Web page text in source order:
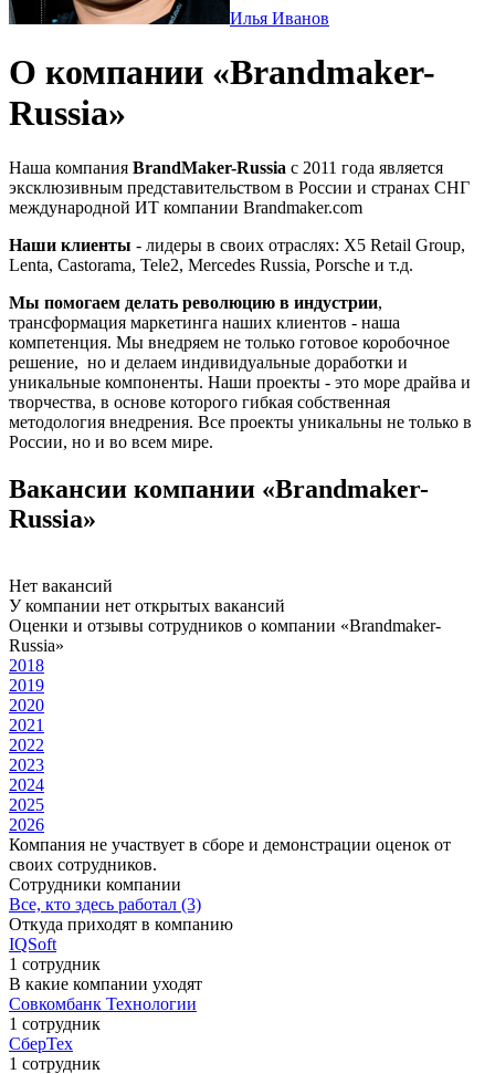
Илья Иванов
О компании «Brandmaker-
Russia»
Наша компания BrandMaker-Russia с 2011 года является
эксклюзивным представительством в России и странах СНГ
международной ИТ компании Brandmaker.com
Наши клиенты - лидеры в своих отраслях: X5 Retail Group,
Lenta, Castorama, Tele2, Mercedes Russia, Porsche и т.д.
Мы помогаем делать революцию в индустрии,
трансформация маркетинга наших клиентов - наша
компетенция. Мы внедряем не только готовое коробочное
решение, но и делаем индивидуальные доработки и
уникальные компоненты. Наши проекты - это море драйва и
творчества, в основе которого гибкая собственная
методология внедрения. Все проекты уникальны не только в
России, но и во всем мире.
Вакансии компании «Brandmaker-
Russia»
Нет вакансий
У компании нет открытых вакансий
Оценки и отзывы сотрудников о компании «Brandmaker-
Russia»
2018
2019
2020
2021
2022
2023
2024
2025
2026
Компания не участвует в сборе и демонстрации оценок от
своих сотрудников.
Сотрудники компании
Все, кто здесь работал (3)
Откуда приходят в компанию
IQSoft
1 сотрудник
В какие компании уходят
Совкомбанк Технологии
1 сотрудник
СберТех
1 сотрудник